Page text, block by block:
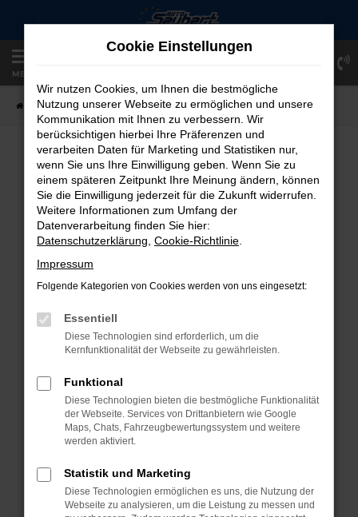
Zum
springen
MENÜ
Startseite Fahrzeugangebote Fahrzeug-Showroom
FAHRZEUG-SHOWROOM
FEHLER: NETWORK ERROR
Beim Laden ist ein Fehler aufgetreten.
Hier sind ein paar Tipps, die dir helfen können:
Überprüfe deine Firewall und deine
Internetverbindung.
Laden andere Webseiten, zum Beispiel
Prüfe deine Browsererweiterungen.
Manche Erweiterungen, wie Werbeblocker,
können das Laden bestimmter Seiten
anderen Browser oder in einem privaten
Fenster?
Cookie Einstellungen
Wir nutzen Cookies, um Ihnen die bestmögliche
Nutzung unserer Webseite zu ermöglichen und unsere
Kommunikation mit Ihnen zu verbessern. Wir
berücksichtigen hierbei Ihre Präferenzen und
verarbeiten Daten für Marketing und Statistiken nur,
wenn Sie uns Ihre Einwilligung geben. Wenn Sie zu
einem späteren Zeitpunkt Ihre Meinung ändern, können
Sie die Einwilligung jederzeit für die Zukunft widerrufen.
Weitere Informationen zum Umfang der
Datenverarbeitung finden Sie hier:
Datenschutzerklärung Cookie-Richtlinie
Impressum
Folgende Kategorien von Cookies werden von uns eingesetzt:
Essentiell
Diese Technologien sind erforderlich, um die
Kernfunktionalität der Webseite zu gewährleisten.
Funktional
Diese Technologien bieten die bestmögliche Funktionalität
der Webseite. Services von Drittanbietern wie Google
Maps, Chats, Fahrzeugbewertungssystem und weitere
werden aktiviert.
Statistik und Marketing
Diese Technologien ermöglichen es uns, die Nutzung der
Webseite zu analysieren, um die Leistung zu messen und